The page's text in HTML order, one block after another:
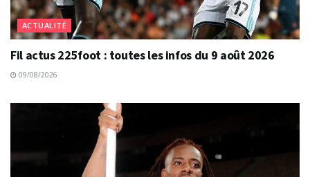
ACTUALITÉ
Fil actus 225foot : toutes les infos du 9 août 2026
09/08/2026